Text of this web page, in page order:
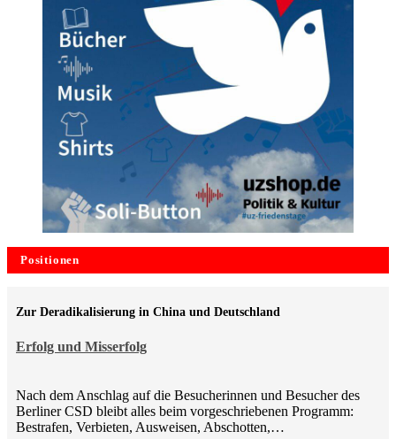
Positionen
Erfolg und Misserfolg
Zur Deradikalisierung in China und Deutschland
Nach dem Anschlag auf die Besucherinnen und Besucher des
Berliner CSD bleibt alles beim vorgeschriebenen Programm:
Bestrafen, Verbieten, Ausweisen, Abschotten,…